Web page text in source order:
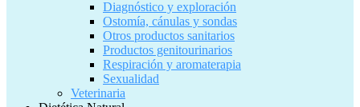
Diagnóstico y exploración
Ostomía, cánulas y sondas
Otros productos sanitarios
Productos genitourinarios
Respiración y aromaterapia
Sexualidad
Veterinaria